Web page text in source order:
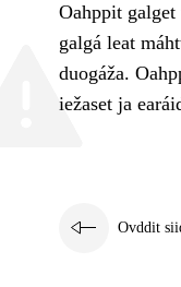
Oahppit
galgá leat
duogáža.
iežaset ja
Ovddit